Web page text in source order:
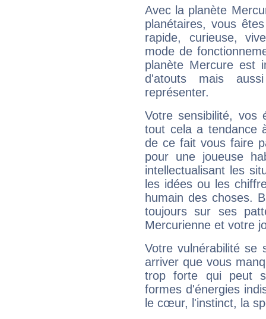
Avec la planète
planétaires, vous
rapide, curieuse,
mode de
planète Mercure est
d'atouts mais
représenter.
Votre sensibilité,
tout cela a tendance
de ce fait vous faire
pour une joueuse
intellectualisant les
les idées ou les
humain des choses.
toujours sur ses
Mercurienne et votre
Votre vulnérabilité se
arriver que vous
trop forte qui peut
formes d'énergies
le cœur, l'instinct, la